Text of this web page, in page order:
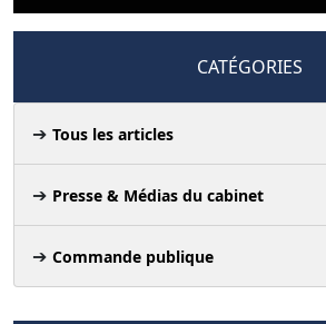
CATÉGORIES
Tous les articles
Presse & Médias du cabinet
Commande publique